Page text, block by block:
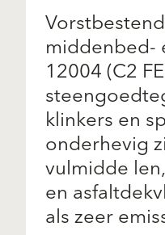
middenbed-
12004 (C2
klinkers en
onderhevig
vulmidde
en
als zeer